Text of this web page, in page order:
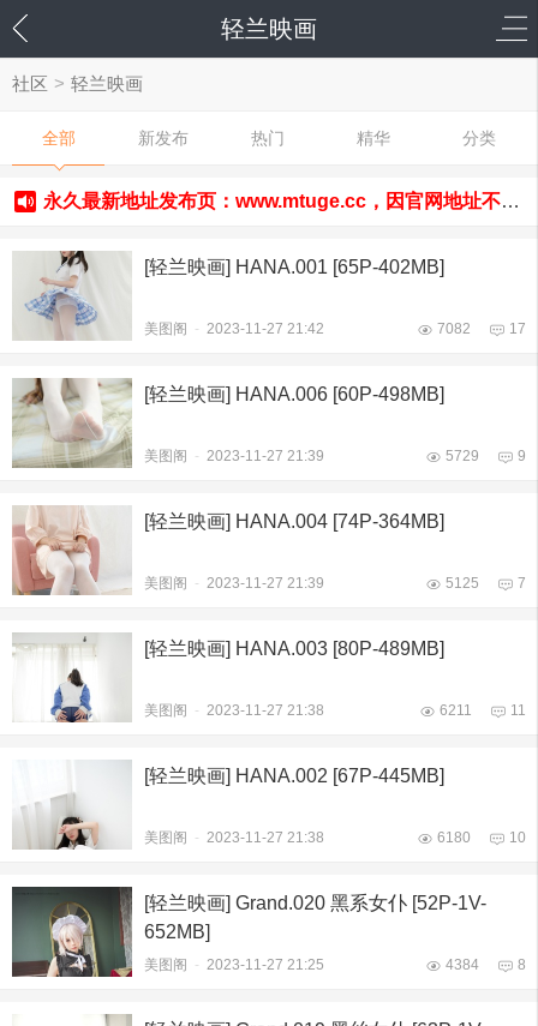
轻兰映画
社区 > 轻兰映画
全部 新发布 热门 精华 分类
永久最新地址发布页：www.mtuge.cc，因官网地址不定期更换，请务必收藏发布页以防走丢！
[轻兰映画] HANA.001 [65P-402MB]
美图阁 - 2023-11-27 21:42 17
7082
[轻兰映画] HANA.006 [60P-498MB]
美图阁 - 2023-11-27 21:39 9
5729
[轻兰映画] HANA.004 [74P-364MB]
美图阁 - 2023-11-27 21:39 7
5125
[轻兰映画] HANA.003 [80P-489MB]
美图阁 - 2023-11-27 21:38 11
6211
[轻兰映画] HANA.002 [67P-445MB]
美图阁 - 2023-11-27 21:38 10
6180
[轻兰映画] Grand.020 黑系女仆 [52P-1V-
652MB]
美图阁 - 2023-11-27 21:25 8
4384